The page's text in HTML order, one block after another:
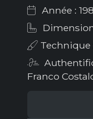
Année :
Technique
Franco